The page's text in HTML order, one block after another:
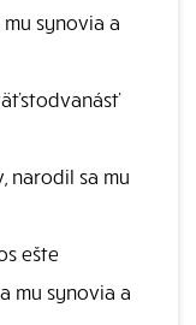
synovia a
narodil sa mu
ešte
mu synovia a